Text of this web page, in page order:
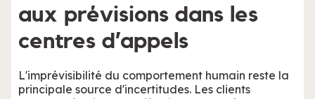
aux prévisions dans les
centres d’appels
L'imprévisibilité du comportement humain reste la
principale source d'incertitudes. Les clients